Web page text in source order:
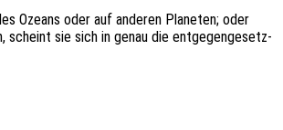
Ozeans oder auf ande­ren Plane­ten; oder
scheint sie sich in genau die entge­gen­ge­setz­